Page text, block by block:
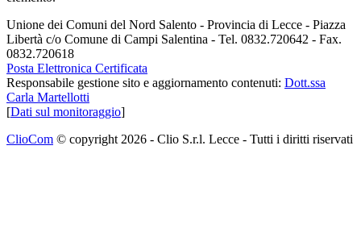
Unione dei Comuni del Nord Salento - Provincia di Lecce - Piazza
Libertà c/o Comune di Campi Salentina - Tel. 0832.720642 - Fax.
0832.720618
Posta Elettronica Certificata
Responsabile gestione sito e aggiornamento contenuti: Dott.ssa
Carla Martellotti
[Dati sul monitoraggio]
ClioCom © copyright 2026 - Clio S.r.l. Lecce - Tutti i diritti riservati